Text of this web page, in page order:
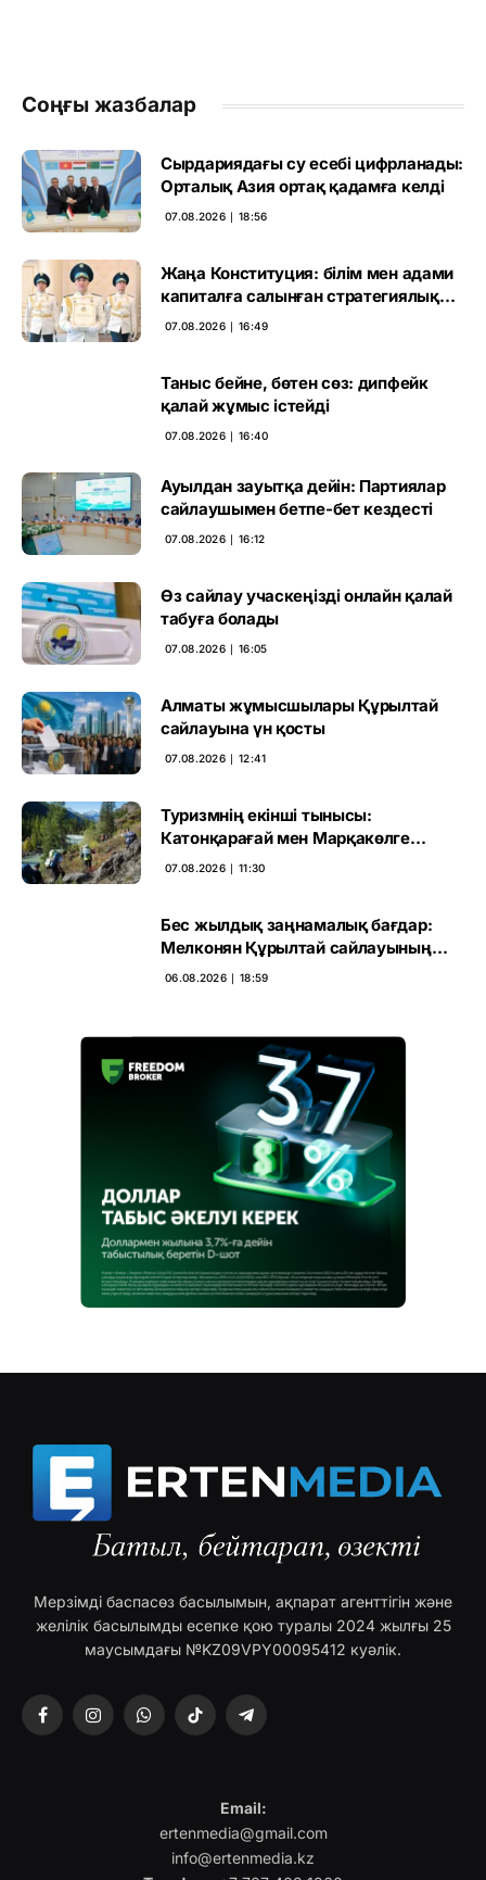
Соңғы жазбалар
Сырдариядағы су есебі цифрланады:
Орталық Азия ортақ қадамға келді
07.08.2026 ∣ 18:56
Жаңа Конституция: білім мен адами
капиталға салынған стратегиялық
негіз
07.08.2026 ∣ 16:49
Таныс бейне, бөтен сөз: дипфейк
қалай жұмыс істейді
07.08.2026 ∣ 16:40
Ауылдан зауытқа дейін: Партиялар
сайлаушымен бетпе-бет кездесті
07.08.2026 ∣ 16:12
Өз сайлау учаскеңізді онлайн қалай
табуға болады
07.08.2026 ∣ 16:05
Алматы жұмысшылары Құрылтай
сайлауына үн қосты
07.08.2026 ∣ 12:41
Туризмнің екінші тынысы:
Катонқарағай мен Марқакөлге
инвестиция не береді
07.08.2026 ∣ 11:30
Бес жылдық заңнамалық бағдар:
Мелконян Құрылтай сайлауының
маңызын бағалады
06.08.2026 ∣ 18:59
Мерзімді баспасөз басылымын, ақпарат агенттігін және
желілік басылымды есепке қою туралы 2024 жылғы 25
маусымдағы №KZ09VPY00095412 куәлік.
FacebookInstagramWhatsAppTikTok Telegram
Email:
ertenmedia@gmail.com
info@ertenmedia.kz